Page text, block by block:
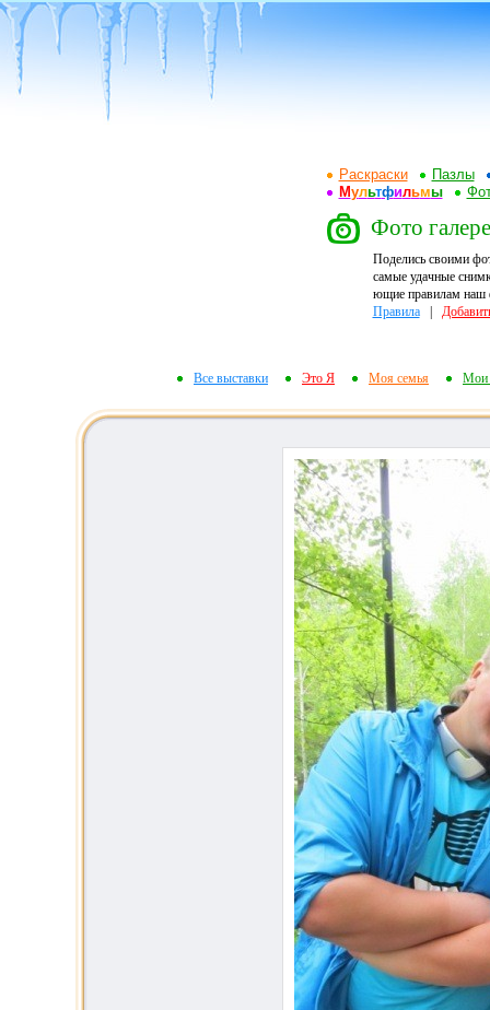
Раскраски
Пазлы
Мультфильмы
Фото
Поделись своими
самые удачные
ющие правилам наш
Правила|
Все выставки Это Я Моя семья Мои